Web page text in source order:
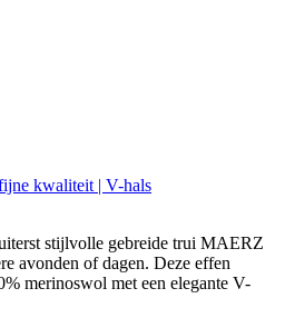
kwaliteit | V-hals
stijlvolle gebreide trui MAERZ
avonden of dagen. Deze effen
merinoswol met een elegante V-